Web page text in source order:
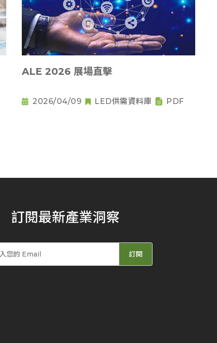
ALE 2026 展場直擊
2026/04/09 LED供需資料庫 PDF
訂閱最新產業洞察
訂閱